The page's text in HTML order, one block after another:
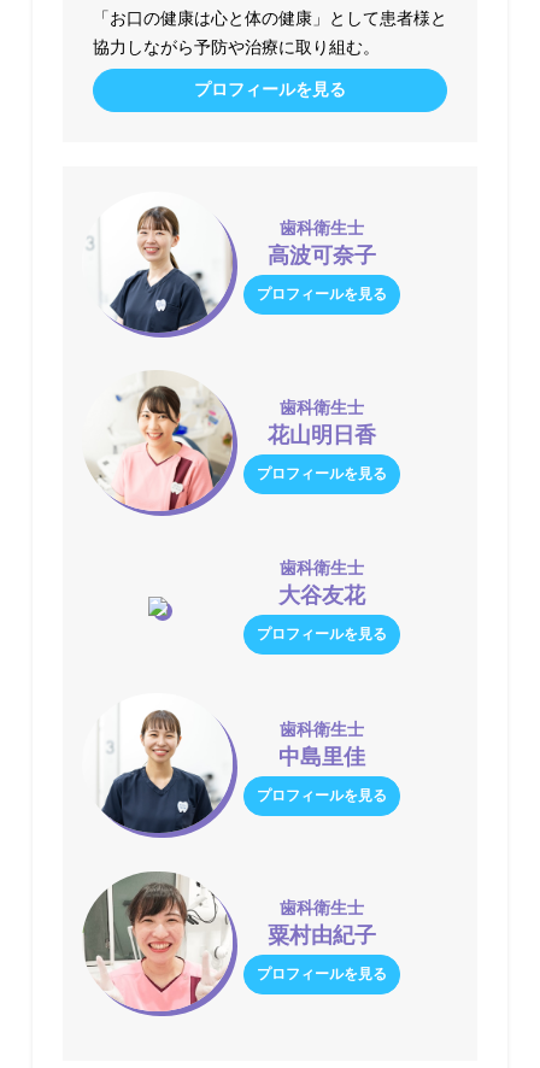
「お口の健康は心と体の健康」として患者様と
協力しながら予防や治療に取り組む。
プロフィールを見る
歯科衛生士
高波可奈子
プロフィールを見る
歯科衛生士
花山明日香
プロフィールを見る
歯科衛生士
大谷友花
プロフィールを見る
歯科衛生士
中島里佳
プロフィールを見る
歯科衛生士
粟村由紀子
プロフィールを見る